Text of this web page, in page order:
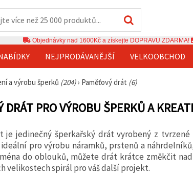
Objednávky nad 1600Kč a získejte DOPRAVU ZDARMA!
NEJPRODÁVANĚJŠÍ VELKOOBCHOD
a výrobu šperků (204)› Paměťový drát (6)
DRÁT PRO VÝROBU ŠPERKŮ A
je jedinečný šperkařský drát vyrobený z
pro výrobu náramků, prstenů a
do oblouků, můžete drát krátce změkčit
velikostech spirál pro váš další projekt.